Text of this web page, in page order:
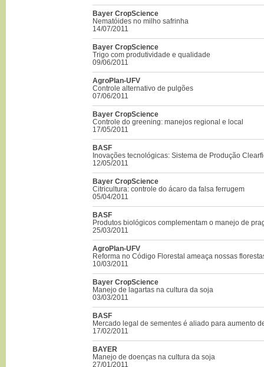
Bayer CropScience
Nematóides no milho safrinha
14/07/2011
Bayer CropScience
Trigo com produtividade e qualidade
09/06/2011
AgroPlan-UFV
Controle alternativo de pulgões
07/06/2011
Bayer CropScience
Controle do greening: manejos regional e local
17/05/2011
BASF
Inovações tecnológicas: Sistema de Produção
12/05/2011
Bayer CropScience
Citricultura: controle do ácaro da falsa ferrugem
05/04/2011
BASF
Produtos biológicos complementam o manejo de
25/03/2011
AgroPlan-UFV
Reforma no Código Florestal ameaça nossas
10/03/2011
Bayer CropScience
Manejo de lagartas na cultura da soja
03/03/2011
BASF
Mercado legal de sementes é aliado para aumento
17/02/2011
BAYER
Manejo de doenças na cultura da soja
27/01/2011